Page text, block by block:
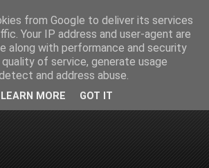
from Google to deliver its services
Your IP address and user-agent are
along with performance and security
of service, generate usage
and address abuse.
LEARN MORE GOT IT